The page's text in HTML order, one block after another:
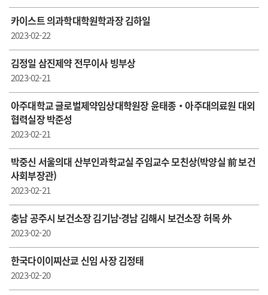
카이스트 의과학대학원학과장 김하일
2023-02-22
김정일 삼진제약 전무이사 빙부상
2023-02-21
아주대학교 글로벌제약임상대학원장 윤태종‧아주대의료원 대외
협력실장 박준성
2023-02-21
박중신 서울의대 산부인과학교실 주임교수 모친상(박양실 前 보건
사회부장관)
2023-02-21
충남 공주시 보건소장 김기남·경남 김해시 보건소장 허목 外
2023-02-20
한국다이이찌산쿄 신임 사장 김정태
2023-02-20